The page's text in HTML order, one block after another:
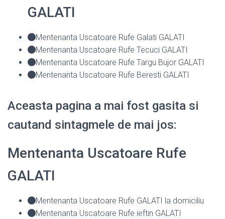
GALATI
Mentenanta Uscatoare Rufe Galati GALATI
Mentenanta Uscatoare Rufe Tecuci GALATI
Mentenanta Uscatoare Rufe Targu Bujor GALATI
Mentenanta Uscatoare Rufe Beresti GALATI
Aceasta pagina a mai fost gasita si
cautand sintagmele de mai jos:
Mentenanta Uscatoare Rufe
GALATI
Mentenanta Uscatoare Rufe GALATI la domiciliu
Mentenanta Uscatoare Rufe ieftin GALATI